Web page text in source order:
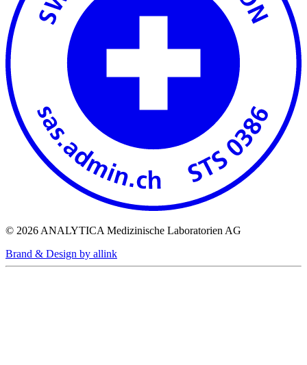
© 2026 ANALYTICA Medizinische Laboratorien AG
Brand & Design by allink